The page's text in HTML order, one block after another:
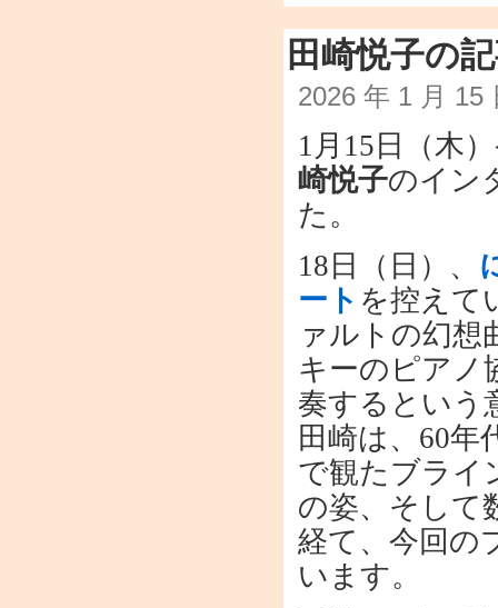
田崎悦子の
2026 年 1 月 15
1月15日（木
崎悦子のイン
た。
18日（日）、
ート を控えて
ァルトの幻
キーのピアノ
奏するという
田崎は、60年
で観たブライ
の姿、そして
経て、今回の
います。